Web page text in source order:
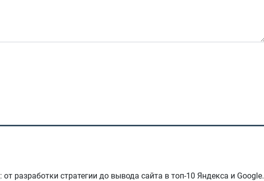
: от разработки стратегии до вывода сайта в топ-10 Яндекса и Google.